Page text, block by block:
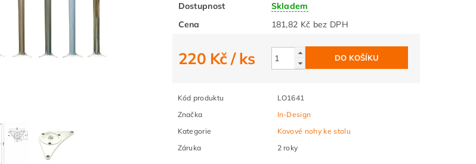
Dostupnost
Skladem
Cena
181,82 Kč bez DPH
220 Kč/ ks
Kód produktu
LO1641
Značka
In-Design
Kategorie
Kovové nohy ke stolu
Záruka
2 roky